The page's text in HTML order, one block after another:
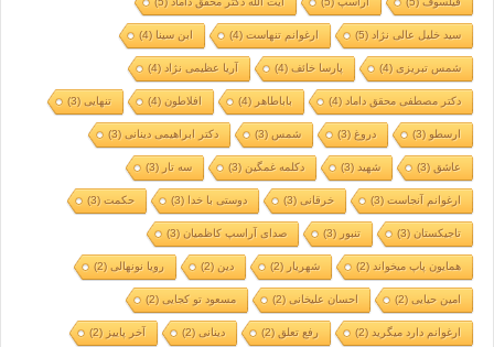
سید خلیل عالی نژاد (5) ارغوانم تنهاست(4) ابن سینا (4)
شمس تبریزی(4) پارسا خائف(4) آریا عظیمی نژاد (4)
دکتر مصطفی محقق داماد (4) باباطاهر (4) افلاطون(4) تنهایی(3)
ارسطو (3) دروغ (3) شمس (3) دکتر ابراهیمی دینانی(3)
عاشق (3) شهید (3) دکلمه غمگین (3) سه تار (3)
ارغوانم آنجاست(3) خرقانی(3) دوستی با خدا (3) حکمت(3)
تاجیکستان(3) تنبور (3) صدای آراسپ کاظمیان(3)
همایون پاپ میخواند (2) شهریار (2) دین (2) رویا نونهالی(2)
امین حیایی(2) احسان علیخانی(2) مسعود تو کجایی(2)
ارغوانم دارد میگرید (2) رفع تعلق (2) دینانی(2) آخر پاییز (2)